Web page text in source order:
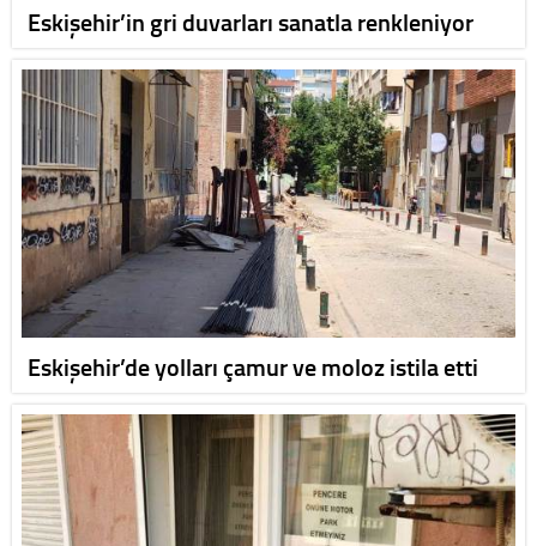
Eskişehir’in gri duvarları sanatla renkleniyor
Eskişehir’de yolları çamur ve moloz istila etti